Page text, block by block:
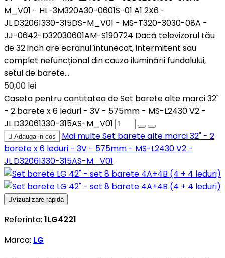
M_V01 - HL-3M320A30-0601S-01 A1 2X6 -
JL.D32061330-315DS-M_V01 - MS-T320-3030-08A -
JJ-0642-D32030601AM-S190724 Dacă televizorul tău
de 32 inch are ecranul întunecat, intermitent sau
complet nefuncțional din cauza iluminării fundalului,
setul de barete...
50,00 lei
Caseta pentru cantitatea de Set barete alte marci 32"
- 2 barete x 6 leduri - 3V - 575mm - MS-L2430 V2 -
JL.D32061330-315AS-M_V01
 Adauga in cos Mai multeSet barete alte marci 32" - 2
barete x 6 leduri - 3V - 575mm - MS-L2430 V2 -
JL.D32061330-315AS-M_V01
Vizualizare rapida
Referinta: 1LG4221
Marca: LG